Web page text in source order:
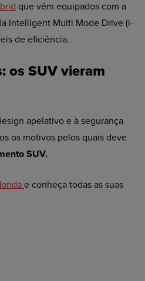
que vêm equipados com a
Intelligent Multi Mode Drive (i-
de eficiência.
os SUV vieram
apelativo e à segurança
os motivos pelos quais deve
SUV.
e conheça todas as suas